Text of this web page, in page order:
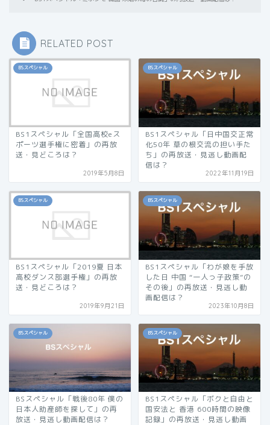
RELATED POST
BSスペシャル
BS1スペシャル「全国高校eス
ポーツ選手権に密着」の再放
送・見どころは？
2019年5月8日
BSスペシャル
BS1スペシャル「日中国交正常
化50年 草の根交流の担い手た
ち」の再放送・見逃し動画配
信は？
2022年11月19日
BSスペシャル
BS1スペシャル「2019夏 日本
高校ダンス部選手権」の再放
送・見どころは？
2019年9月21日
BSスペシャル
BS1スペシャル「わが娘を手放
した日 中国 “一人っ子政策”の
その後」の再放送・見逃し動
画配信は？
2023年10月8日
BSスペシャル
BSスペシャル「戦後80年 僕の
日本人助産師を探して」の再
放送・見逃し動画配信は？
BSスペシャル
BS1スペシャル「ボクと自由と
国安法と 香港 600時間の映像
記録」の再放送・見逃し動画